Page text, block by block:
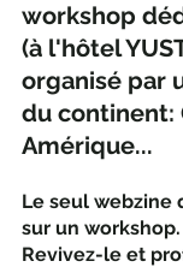
workshop
(à l'hôtel
organisé par
du continent:
Amérique...
Le seul webzine
sur un
Revivez-le et